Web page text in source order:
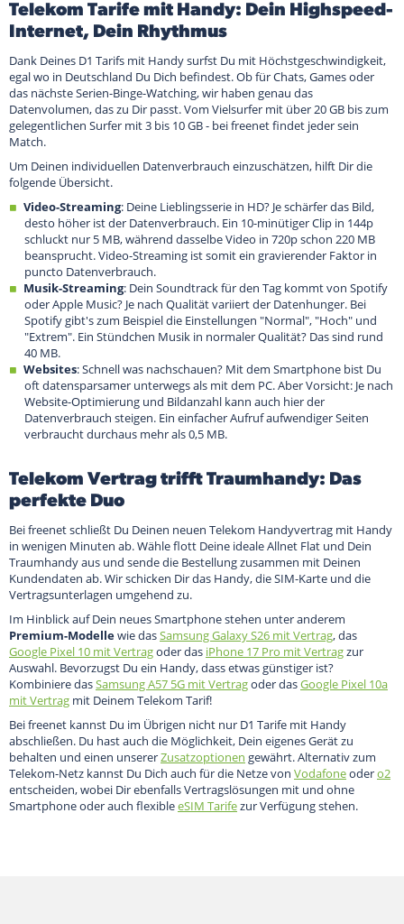
Telekom Tarife mit Handy: Dein Highspeed-
Internet, Dein Rhythmus
Dank Deines D1 Tarifs mit Handy surfst Du mit Höchstgeschwindigkeit,
egal wo in Deutschland Du Dich befindest. Ob für Chats, Games oder
das nächste Serien-Binge-Watching, wir haben genau das
Datenvolumen, das zu Dir passt. Vom Vielsurfer mit über 20 GB bis zum
gelegentlichen Surfer mit 3 bis 10 GB - bei freenet findet jeder sein
Match.
Um Deinen individuellen Datenverbrauch einzuschätzen, hilft Dir die
folgende Übersicht.
Video-Streaming: Deine Lieblingsserie in HD? Je schärfer das Bild,
desto höher ist der Datenverbrauch. Ein 10-minütiger Clip in 144p
schluckt nur 5 MB, während dasselbe Video in 720p schon 220 MB
beansprucht. Video-Streaming ist somit ein gravierender Faktor in
puncto Datenverbrauch.
Musik-Streaming: Dein Soundtrack für den Tag kommt von Spotify
oder Apple Music? Je nach Qualität variiert der Datenhunger. Bei
Spotify gibt's zum Beispiel die Einstellungen "Normal", "Hoch" und
"Extrem". Ein Stündchen Musik in normaler Qualität? Das sind rund
40 MB.
Websites: Schnell was nachschauen? Mit dem Smartphone bist Du
oft datensparsamer unterwegs als mit dem PC. Aber Vorsicht: Je nach
Website-Optimierung und Bildanzahl kann auch hier der
Datenverbrauch steigen. Ein einfacher Aufruf aufwendiger Seiten
verbraucht durchaus mehr als 0,5 MB.
Telekom Vertrag trifft Traumhandy: Das
perfekte Duo
Bei freenet schließt Du Deinen neuen Telekom Handyvertrag mit Handy
in wenigen Minuten ab. Wähle flott Deine ideale Allnet Flat und Dein
Traumhandy aus und sende die Bestellung zusammen mit Deinen
Kundendaten ab. Wir schicken Dir das Handy, die SIM-Karte und die
Vertragsunterlagen umgehend zu.
Im Hinblick auf Dein neues Smartphone stehen unter anderem
Premium-Modellewie dasSamsung Galaxy S26 mit Vertrag, das
Google Pixel 10 mit Vertragoder das iPhone 17 Pro mit Vertragzur
Auswahl. Bevorzugst Du ein Handy, dass etwas günstiger ist?
Kombiniere dasSamsung A57 5G mit Vertragoder dasGoogle Pixel 10a
mit Vertrag mit Deinem Telekom Tarif!
Bei freenet kannst Du im Übrigen nicht nur D1 Tarife mit Handy
abschließen. Du hast auch die Möglichkeit, Dein eigenes Gerät zu
behalten und einen unsererZusatzoptionen gewährt. Alternativ zum
Telekom-Netz kannst Du Dich auch für die Netze von Vodafoneodero2
entscheiden, wobei Dir ebenfalls Vertragslösungen mit und ohne
Smartphone oder auch flexibleeSIM Tarifezur Verfügung stehen.